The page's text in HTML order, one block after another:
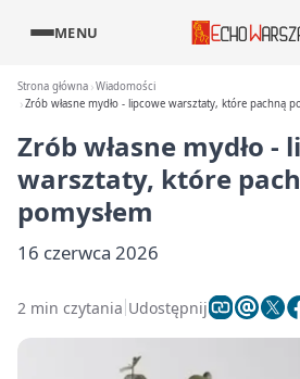
MENU
Strona główna Wiadomości
Zrób własne mydło - lipcowe warsztaty, które pachną
Zrób własne mydło -
warsztaty, które
pomysłem
16 czerwca 2026
2 min czytania Udostępnij